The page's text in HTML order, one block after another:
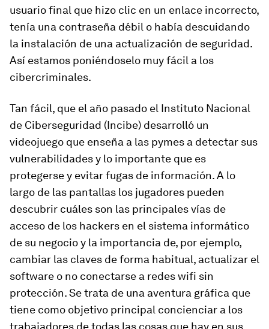
usuario final que hizo clic en un enlace incorrecto,
tenía una contraseña débil o había descuidando
la instalación de una actualización de seguridad.
Así estamos poniéndoselo muy fácil a los
cibercriminales.
Tan fácil, que el año pasado el Instituto Nacional
de Ciberseguridad (Incibe) desarrolló un
videojuego que enseña a las pymes a detectar sus
vulnerabilidades y lo importante que es
protegerse y evitar fugas de información. A lo
largo de las pantallas los jugadores pueden
descubrir cuáles son las principales vías de
acceso de los hackers en el sistema informático
de su negocio y la importancia de, por ejemplo,
cambiar las claves de forma habitual, actualizar el
software o no conectarse a redes wifi sin
protección. Se trata de una aventura gráfica que
tiene como objetivo principal concienciar a los
trabajadores de todas las cosas que hay en sus